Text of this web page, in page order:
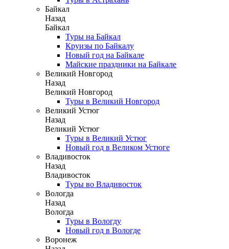
Байкал
Назад
Байкал
Туры на Байкал
Круизы по Байкалу
Новый год на Байкале
Майские праздники на Байкале
Великий Новгород
Назад
Великий Новгород
Туры в Великий Новгород
Великий Устюг
Назад
Великий Устюг
Туры в Великий Устюг
Новый год в Великом Устюге
Владивосток
Назад
Владивосток
Туры во Владивосток
Вологда
Назад
Вологда
Туры в Вологду
Новый год в Вологде
Воронеж